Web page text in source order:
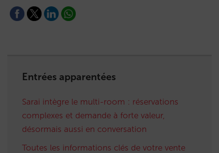
Entrées apparentées
Sarai intègre le multi-room : réservations
complexes et demande à forte valeur,
désormais aussi en conversation
Toutes les informations clés de votre vente